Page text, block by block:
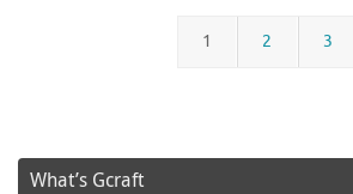
1 2 3
What’s Gcraft